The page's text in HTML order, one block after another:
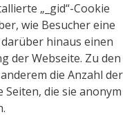
„_gid“-Cookie
wie Besucher eine
hinaus einen
der Webseite. Zu den
die Anzahl der
die sie anonym